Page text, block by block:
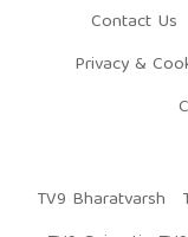
Contact Us
Privacy &
TV9 Bharatvarsh